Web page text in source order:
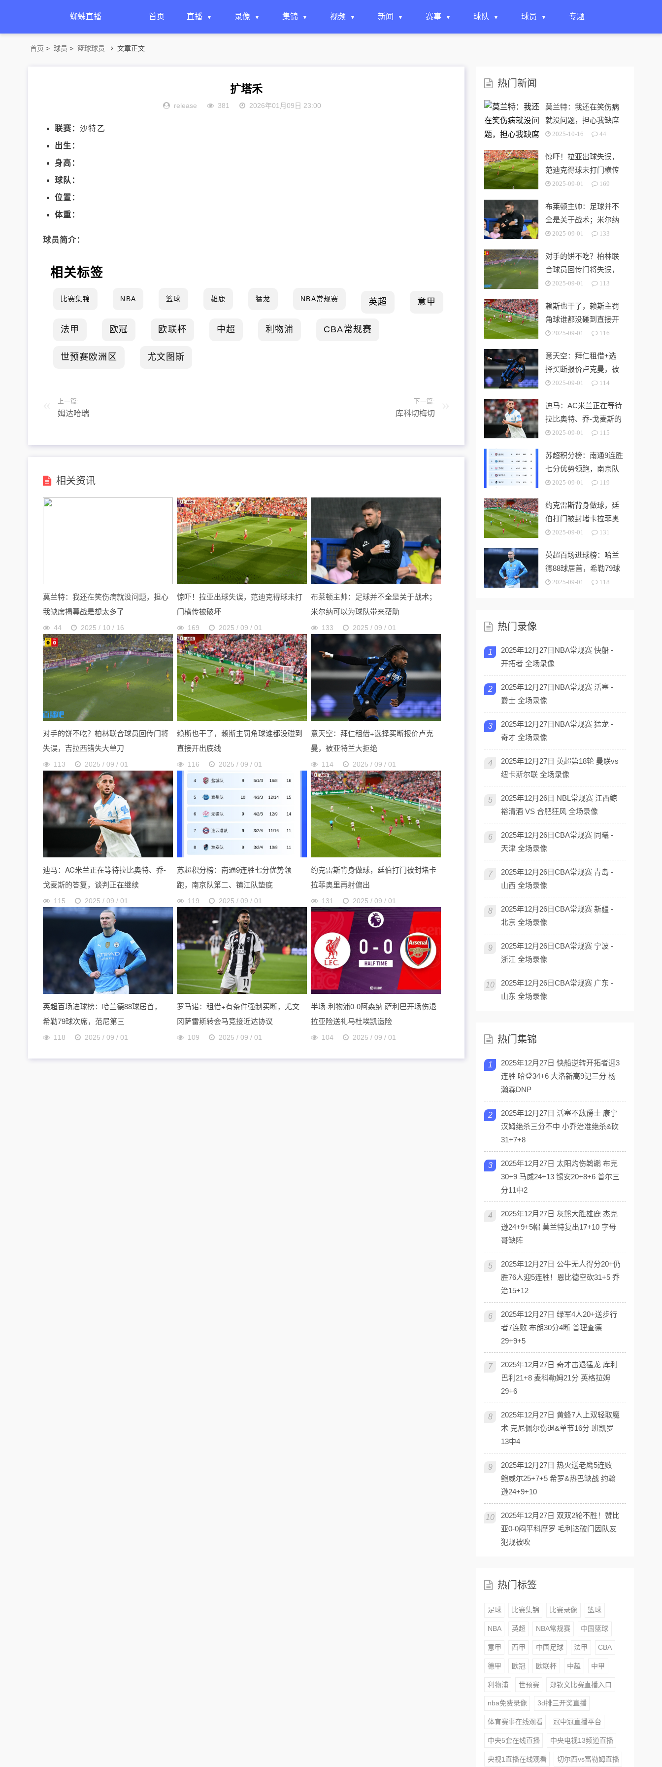
蜘蛛直播 首页 直播 录像 集锦 视频 新闻 赛事 球队 球员 专题
首页 > 球员 > 篮球球员 文章正文
扩塔禾
release 381 2026年01月09日 23:00
联赛：沙特乙
出生：
身高：
球队：
位置：
体重：
球员简介：
相关标签
比赛集锦 NBA 篮球 雄鹿 猛龙 NBA常规赛 英超 意甲
法甲 欧冠 欧联杯 中超 利物浦 CBA常规赛
世预赛欧洲区 尤文图斯
上一篇:
姆达哈瑞
下一篇:
库科切梅切
相关资讯
莫兰特：我还在笑伤病就没问题，担心
我缺席揭幕战是想太多了
44 2025 / 10 / 16
惊吓！拉亚出球失误，范迪克得球未打
门横传被破坏
169 2025 / 09 / 01
布莱顿主帅：足球并不全是关于战术；
米尔纳可以为球队带来帮助
133 2025 / 09 / 01
对手的饼不吃？柏林联合球员回传门将
失误，吉拉西错失大单刀
113 2025 / 09 / 01
赖斯也干了，赖斯主罚角球谁都没碰到
直接开出底线
116 2025 / 09 / 01
意天空：拜仁租借+选择买断报价卢克
曼，被亚特兰大拒绝
114 2025 / 09 / 01
迪马：AC米兰正在等待拉比奥特、乔-
戈麦斯的答复，谈判正在继续
115 2025 / 09 / 01
苏超积分榜：南通9连胜七分优势领
跑，南京队第二、镇江队垫底
119 2025 / 09 / 01
约克雷斯背身做球，廷伯打门被封堵卡
拉菲奥里再射偏出
131 2025 / 09 / 01
英超百场进球榜：哈兰德88球居首，
希勒79球次席，范尼第三
118 2025 / 09 / 01
罗马诺：租借+有条件强制买断，尤文
冈萨雷斯转会马竞接近达协议
109 2025 / 09 / 01
半场-利物浦0-0阿森纳 萨利巴开场伤退
拉亚险送礼马杜埃凯造险
104 2025 / 09 / 01
热门新闻
莫兰特：我还在笑伤病
就没问题，担心我缺席
揭幕战是想太多了
2025-10-16 44
惊吓！拉亚出球失误，
范迪克得球未打门横传
被破坏
2025-09-01 169
布莱顿主帅：足球并不
全是关于战术；米尔纳
可以为球队带来帮助
2025-09-01 133
对手的饼不吃？柏林联
合球员回传门将失误，
吉拉西错失大单刀
2025-09-01 113
赖斯也干了，赖斯主罚
角球谁都没碰到直接开
出底线
2025-09-01 116
意天空：拜仁租借+选
择买断报价卢克曼，被
亚特兰大拒绝
2025-09-01 114
迪马：AC米兰正在等待
拉比奥特、乔-戈麦斯的
答复，谈判正在继续
2025-09-01 115
苏超积分榜：南通9连胜
七分优势领跑，南京队
第二、镇江队垫底
2025-09-01 119
约克雷斯背身做球，廷
伯打门被封堵卡拉菲奥
里再射偏出
2025-09-01 131
英超百场进球榜：哈兰
德88球居首，希勒79球
次席，范尼第三
2025-09-01 118
热门录像
1
2025年12月27日NBA常规赛 快船 -
开拓者 全场录像
2
2025年12月27日NBA常规赛 活塞 -
爵士 全场录像
3
2025年12月27日NBA常规赛 猛龙 -
奇才 全场录像
4
2025年12月27日 英超第18轮 曼联vs
纽卡斯尔联 全场录像
5
2025年12月26日 NBL常规赛 江西鲸
裕清酒 VS 合肥狂风 全场录像
6
2025年12月26日CBA常规赛 同曦 -
天津 全场录像
7
2025年12月26日CBA常规赛 青岛 -
山西 全场录像
8
2025年12月26日CBA常规赛 新疆 -
北京 全场录像
9
2025年12月26日CBA常规赛 宁波 -
浙江 全场录像
10
2025年12月26日CBA常规赛 广东 -
山东 全场录像
热门集锦
1
2025年12月27日 快船逆转开拓者迎3
连胜 哈登34+6 大洛新高9记三分 杨
瀚森DNP
2
2025年12月27日 活塞不敌爵士 康宁
汉姆绝杀三分不中 小乔治准绝杀&砍
31+7+8
3
2025年12月27日 太阳灼伤鹈鹕 布克
30+9 马威24+13 锡安20+8+6 普尔三
分11中2
4
2025年12月27日 灰熊大胜雄鹿 杰克
逊24+9+5帽 莫兰特复出17+10 字母
哥缺阵
5
2025年12月27日 公牛无人得分20+仍
胜76人迎5连胜！恩比德空砍31+5 乔
治15+12
6
2025年12月27日 绿军4人20+送步行
者7连败 布朗30分4断 普理查德
29+9+5
7
2025年12月27日 奇才击退猛龙 库利
巴利21+8 麦科勒姆21分 英格拉姆
29+6
8
2025年12月27日 黄蜂7人上双轻取魔
术 克尼佩尔伤退&单节16分 班凯罗
13中4
9
2025年12月27日 热火送老鹰5连败
鲍威尔25+7+5 希罗&热巴缺战 约翰
逊24+9+10
10
2025年12月27日 双双2轮不胜！赞比
亚0-0闷平科摩罗 毛利达破门因队友
犯规被吹
热门标签
足球 比赛集锦 比赛录像 篮球
NBA 英超 NBA常规赛 中国篮球
意甲 西甲 中国足球 法甲 CBA
德甲 欧冠 欧联杯 中超 中甲
利物浦 世预赛 郑钦文比赛直播入口
nba免费录像 3d排三开奖直播
体育赛事在线观看 冠中冠直播平台
中央5套在线直播 中央电视13频道直播
央视1直播在线观看 切尔西vs富勒姆直播